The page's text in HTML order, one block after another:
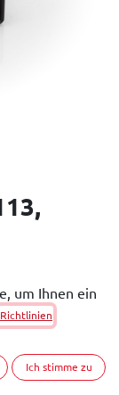
um Ihnen ein
Ich stimme zu